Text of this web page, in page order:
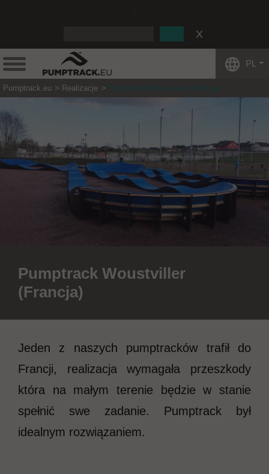
PL
Pumptrack.eu Realizacje Pumptrack Woustviller (Francja)
Pumptrack Woustviller
(Francja)
Jeden z naszych pumptracków trafił do
Francji, realizacja wymagała przeszkody
która na małym terenie będzie w stanie
spełnić swe zadanie. Pumptrack był
idealnym rozwiązaniem.